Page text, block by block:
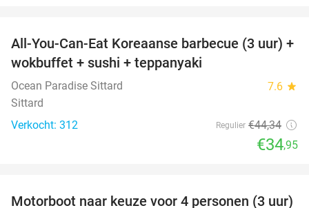
21%
All-You-Can-Eat Koreaanse barbecue (3 uur) +
wokbuffet + sushi + teppanyaki
Ocean Paradise Sittard 7.6 star
Sittard
Verkocht: 312
Regulier €44,34
€34,95
Motorboot naar keuze voor 4 personen (3 uur)